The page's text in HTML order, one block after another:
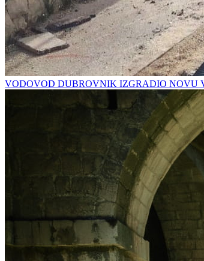
VODOVOD DUBROVNIK IZGRADIO NOVU